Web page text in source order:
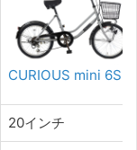
CURIOUS mini 6S
20インチ